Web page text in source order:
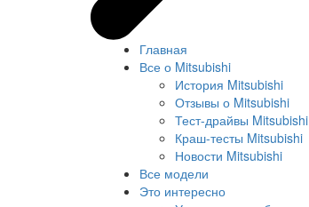
Главная
Все о Mitsubishi
История Mitsubishi
Отзывы о Mitsubishi
Тест-драйвы Mitsubishi
Краш-тесты Mitsubishi
Новости Mitsubishi
Все модели
Это интересно